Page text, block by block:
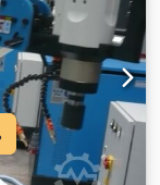
ножной педали,
станок
Прочная
гибочный
и простое
нижнего